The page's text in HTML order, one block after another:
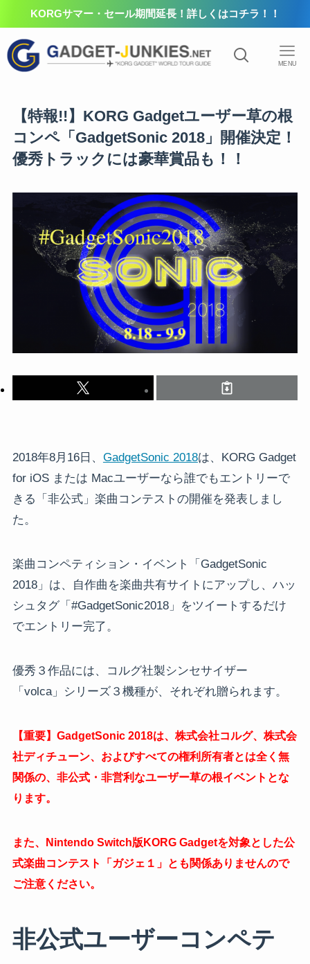
KORGサマー・セール期間延長！詳しくはコチラ！！
MENU
【特報!!】KORG Gadgetユーザー草の根
コンペ「GadgetSonic 2018」開催決定！
優秀トラックには豪華賞品も！！
2018年8月16日、 GadgetSonic 2018は、KORG Gadget
for iOS または Macユーザーなら誰でもエントリーで
きる「非公式」楽曲コンテストの開催を発表しまし
た。
楽曲コンペティション・イベント「GadgetSonic
2018」は、自作曲を楽曲共有サイトにアップし、ハッ
シュタグ「#GadgetSonic2018」をツイートするだけ
でエントリー完了。
優秀３作品には、コルグ社製シンセサイザー
「volca」シリーズ３機種が、それぞれ贈られます。
【重要】GadgetSonic 2018は、株式会社コルグ、株式会
社ディチューン、およびすべての権利所有者とは全く無
関係の、 非公式・非営利なユーザー草の根イベントとな
ります。
また、Nintendo Switch版KORG Gadgetを対象とした公
式楽曲コンテスト「ガジェ１」とも関係ありませんので
ご注意ください。
非公式ユーザーコンペテ